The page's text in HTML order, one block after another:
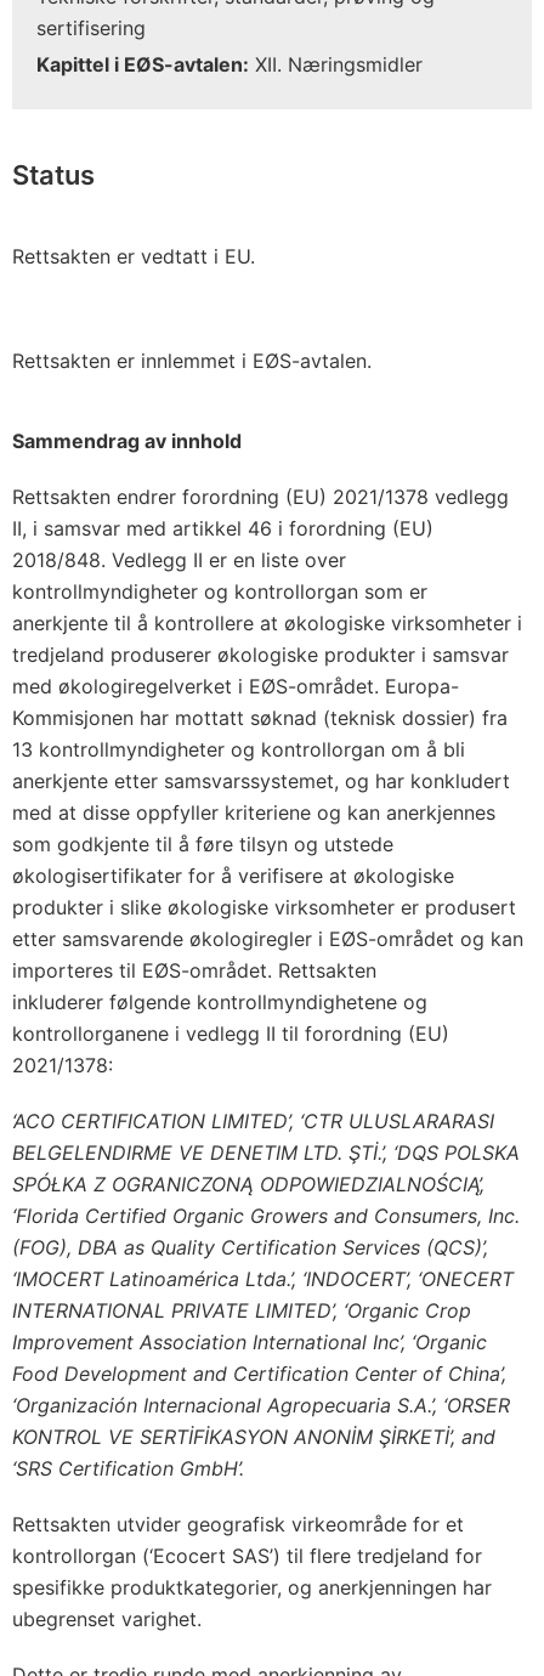
sertifisering
Kapittel i EØS-avtalen: XII. Næringsmidler
Status
Rettsakten er vedtatt i EU.
Rettsakten er innlemmet i EØS-avtalen.
Sammendrag av innhold
Rettsakten endrer forordning (EU) 2021/1378 vedlegg
II, i samsvar med artikkel 46 i forordning (EU)
2018/848. Vedlegg II er en liste over
kontrollmyndigheter og kontrollorgan som er
anerkjente til å kontrollere at økologiske virksomheter i
tredjeland produserer økologiske produkter i samsvar
med økologiregelverket i EØS-området. Europa-
Kommisjonen har mottatt søknad (teknisk dossier) fra
13 kontrollmyndigheter og kontrollorgan om å bli
anerkjente etter samsvarssystemet, og har konkludert
med at disse oppfyller kriteriene og kan anerkjennes
som godkjente til å føre tilsyn og utstede
økologisertifikater for å verifisere at økologiske
produkter i slike økologiske virksomheter er produsert
etter samsvarende økologiregler i EØS-området og kan
importeres til EØS-området. Rettsakten
inkluderer følgende kontrollmyndighetene og
kontrollorganene i vedlegg II til forordning (EU)
2021/1378:
‘ACO CERTIFICATION LIMITED’, ‘CTR ULUSLARARASI
BELGELENDIRME VE DENETIM LTD. ŞTİ.’, ‘DQS POLSKA
SPÓŁKA Z OGRANICZONĄ ODPOWIEDZIALNOŚCIĄ’,
‘Florida Certified Organic Growers and Consumers, Inc.
(FOG), DBA as Quality Certification Services (QCS)’,
‘IMOCERT Latinoamérica Ltda.’, ‘INDOCERT’, ‘ONECERT
INTERNATIONAL PRIVATE LIMITED’, ‘Organic Crop
Improvement Association International Inc’, ‘Organic
Food Development and Certification Center of China’,
‘Organización Internacional Agropecuaria S.A.’, ‘ORSER
KONTROL VE SERTİFİKASYON ANONİM ŞİRKETİ’, and
‘SRS Certification GmbH’.
Rettsakten utvider geografisk virkeområde for et
kontrollorgan (‘Ecocert SAS’) til flere tredjeland for
spesifikke produktkategorier, og anerkjenningen har
ubegrenset varighet.